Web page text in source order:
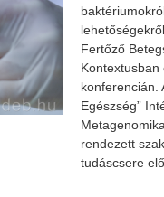
Fertőző
konferencián.
Egészség”
rendezett
tudáscsere